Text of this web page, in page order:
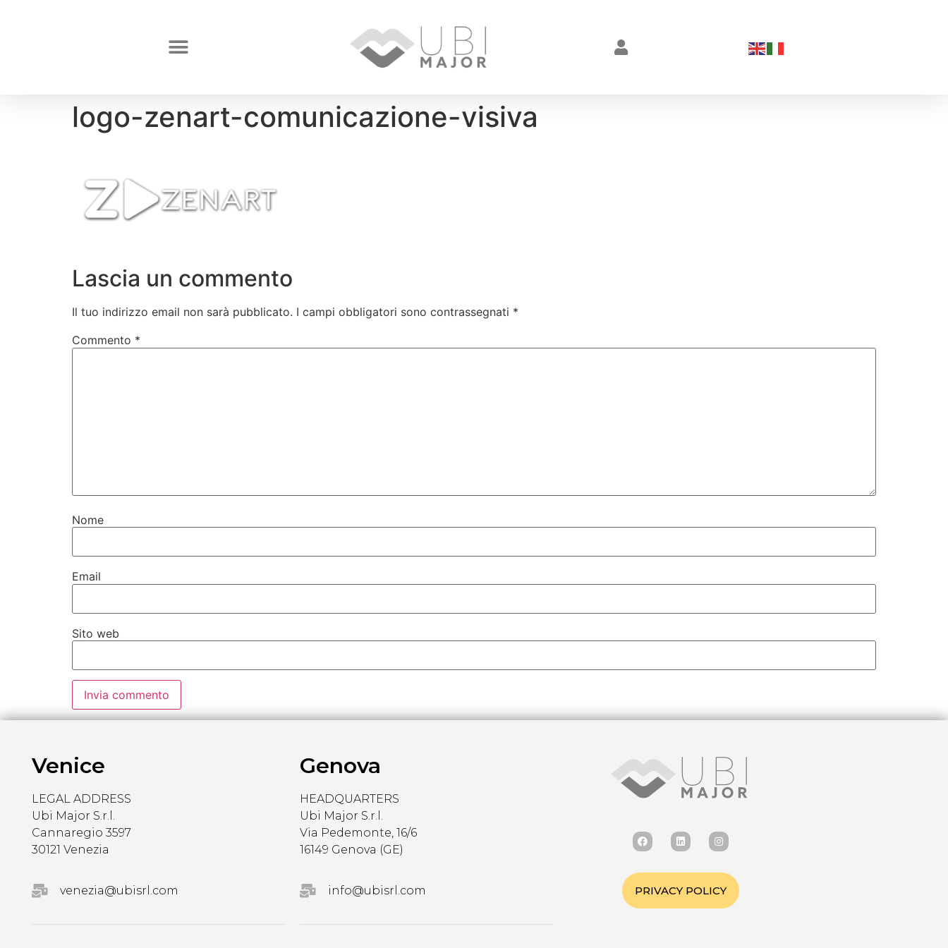
logo-zenart-comunicazione-visiva
Lascia un commento
Il tuo indirizzo email non sarà pubblicato. I campi obbligatori sono contrassegnati *
Commento *
Nome
Email
Sito web
Venice
LEGAL ADDRESS
Ubi Major S.r.l.
Cannaregio 3597
30121 Venezia
venezia@ubisrl.com
Genova
HEADQUARTERS
Ubi Major S.r.l.
Via Pedemonte, 16/6
16149 Genova (GE)
info@ubisrl.com PRIVACY POLICY